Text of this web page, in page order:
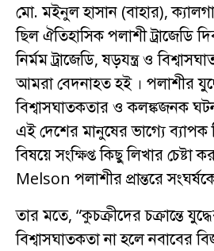
মো. মইনুল হাসান (বাহার),
ছিল ঐতিহাসিক পলাশী ট্রাজেডি
নির্মম ট্রাজেডি, ষড়যন্ত্র ও
আমরা বেদনাহত হই । পলাশীর
বিশ্বাসঘাতকতার ও কলঙ্কজনক
এই দেশের মানুষের ভাগ্যে ব্যাপক
বিষয়ে সংক্ষিপ্ত কিছু লিখার চেষ্টা
Melson পলাশীর প্রান্তরে
তার মতে, “কুচক্রীদের চক্রান্তে
বিশ্বাসঘাতকতা না হলে নবাবের